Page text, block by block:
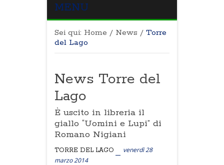
MENU
Sei qui: Home / News / Torre
del Lago
News Torre del
Lago
È uscito in libreria il
giallo “Uomini e Lupi” di
Romano Nigiani
TORRE DEL LAGO
venerdì 28
marzo 2014